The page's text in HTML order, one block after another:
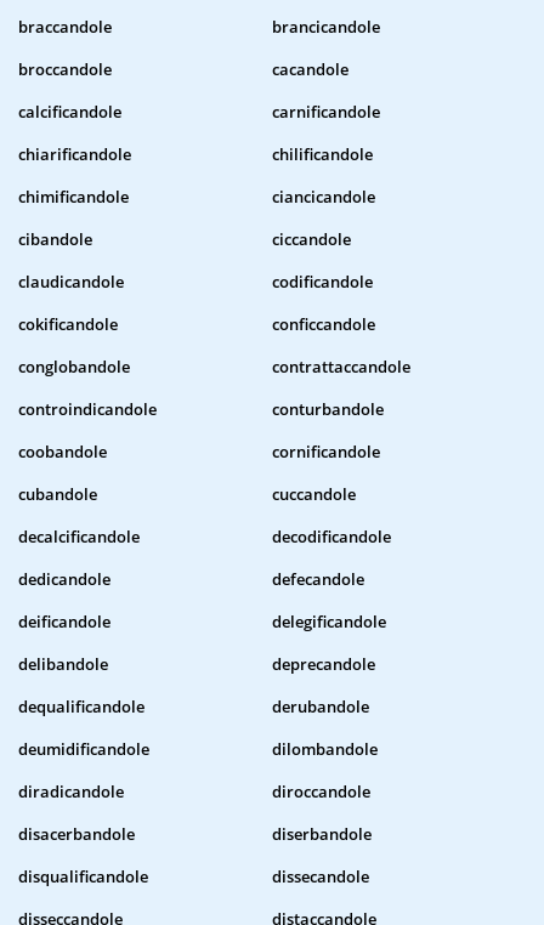
braccandole
brancicandole
broccandole
cacandole
calcificandole
carnificandole
chiarificandole
chilificandole
chimificandole
ciancicandole
cibandole
ciccandole
claudicandole
codificandole
cokificandole
conficcandole
conglobandole
contrattaccandole
controindicandole
conturbandole
coobandole
cornificandole
cubandole
cuccandole
decalcificandole
decodificandole
dedicandole
defecandole
deificandole
delegificandole
delibandole
deprecandole
dequalificandole
derubandole
deumidificandole
dilombandole
diradicandole
diroccandole
disacerbandole
diserbandole
disqualificandole
dissecandole
disseccandole
distaccandole